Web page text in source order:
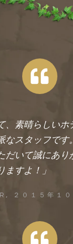
、素晴らしい
なスタッフです
だいて誠にあり
ますよ！」
２０１５年１０